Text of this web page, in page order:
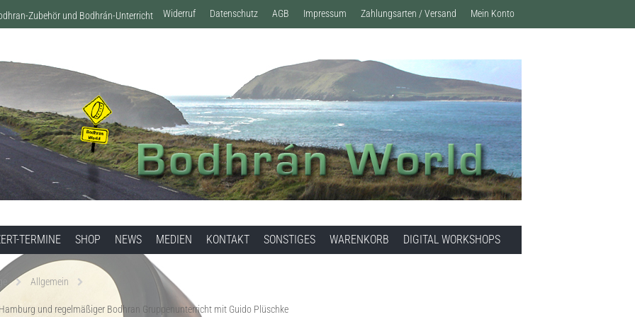
Zubehör und Bodhrán-Unterricht Widerruf Datenschutz AGB Impressum Zahlungsarten / Versand Mein Konto
TERMINE SHOP NEWS MEDIEN KONTAKT SONSTIGES WARENKORB DIGITAL WORKSHOPS
Allgemein
und regelmäßiger Bodhran Gruppenunterricht mit Guido Plüschke